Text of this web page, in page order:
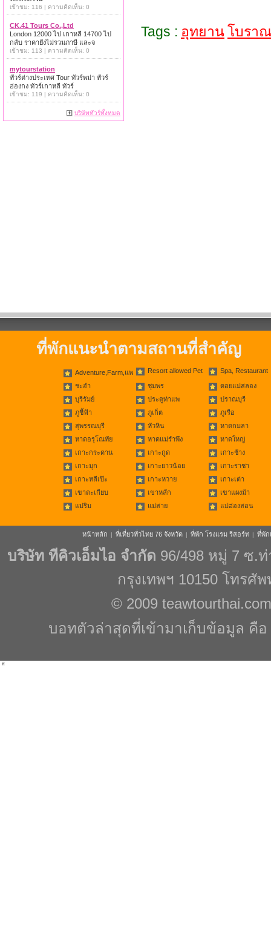
Tags : อุทยานโบรา
เข้าชม: 116 | ความคิดเห็น: 0
CK.41 Tours Co.,Ltd
London 12000 ไป เกาหลี 14700 ไป
กลับ ราคายังไม่รวมภาษี และจ
เข้าชม: 113 | ความคิดเห็น: 0
mytourstation
ทัวร์ต่างประเทศ Tour ทัวร์พม่า ทัวร์
ฮ่องกง ทัวร์เกาหลี ทัวร์
เข้าชม: 119 | ความคิดเห็น: 0
บริษัททัวร์ทั้งหมด
ที่พักแนะนำตามสถานที่สำคัญ
Adventure,Farm,แพ Resort allowed Pet Spa, Restaurant
ชะอำ ชุมพร
ดอยแม่สลอง
บุรีรัมย์
ประตูท่าแพ
ปราณบุรี
ภูชี้ฟ้า
ภูเก็ต
ภูเรือ
สุพรรณบุรี
หัวหิน
หาดกมลา
หาดอรุโณทัย
หาดแม่รำพึง
หาดใหญ่
เกาะกระดาน
เกาะกูด
เกาะช้าง
เกาะมุก
เกาะยาวน้อย
เกาะราชา
เกาะหลีเป๊ะ
เกาะหวาย
เกาะเต่า
เขาตะเกียบ
เขาหลัก
เขาแผงม้า
แม่ริม
แม่สาย แม่ฮ่องสอน
หน้าหลัก | ที่เที่ยวทั่วไทย 76 จังหวัด | ที่พัก โรงแรม รีสอร์ท | ที่พัก
บริษัท ทีคิวเอ็มไอ จำกัด 96/498 หมู่ 7 ซ.
กรุงเทพฯ 10150 โทรศั
© 2009 teawtourthai.com
บอทตัวล่าสุดที่เข้ามาเก็บข้อมูล คือ